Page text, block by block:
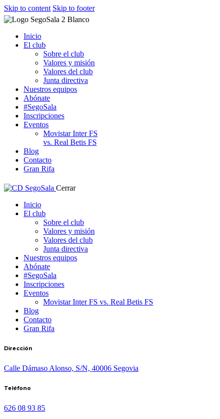
Skip to content Skip to footer
Inicio
El club
Sobre el club
Valores y misión
Valores del club
Junta directiva
Nuestros equipos
Abónate
#SegoSala
Inscripciones
Eventos
Movistar Inter FS
vs. Real Betis FS
Blog
Contacto
Gran Rifa
Cerrar
Inicio
El club
Sobre el club
Valores y misión
Valores del club
Junta directiva
Nuestros equipos
Abónate
#SegoSala
Inscripciones
Eventos
Movistar Inter FS vs. Real Betis FS
Blog
Contacto
Gran Rifa
Dirección
Calle Dámaso Alonso, S/N, 40006 Segovia
Teléfono
626 08 93 85